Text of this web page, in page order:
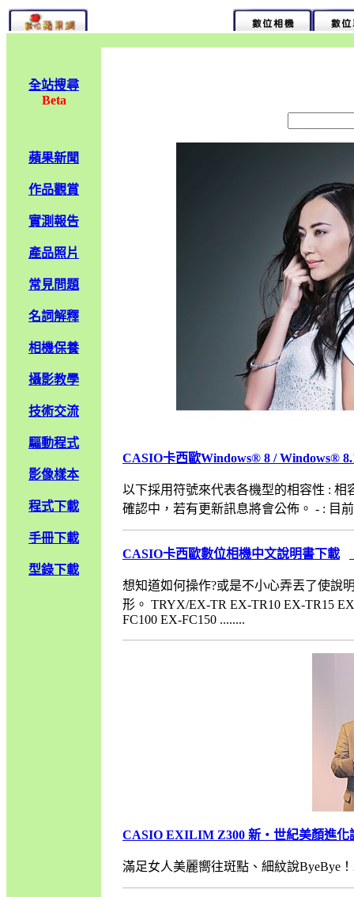
全站搜尋
Beta
蘋果新聞
作品觀賞
實測報告
產品照片
常見問題
名詞解釋
相機保養
攝影教學
技術交流
驅動程式
影像樣本
程式下載
手冊下載
型錄下載
CASIO卡西歐Windows® 8 / Windows®
以下採用符號來代表各機型的相容性 : 相
確認中，若有更新訊息將會公佈。 - : 目
CASIO卡西歐數位相機中文說明書下載
想知道如何操作?或是不小心弄丟了使說
形。 TRYX/EX-TR EX-TR10 EX-TR15
FC100 EX-FC150 ........
CASIO EXILIM Z300 新‧世紀美顏進化
滿足女人美麗嚮往斑點、細紋說ByeBye